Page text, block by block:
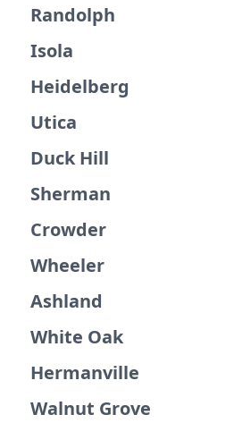
Randolph
Isola
Heidelberg
Utica
Duck Hill
Sherman
Crowder
Wheeler
Ashland
White Oak
Hermanville
Walnut Grove